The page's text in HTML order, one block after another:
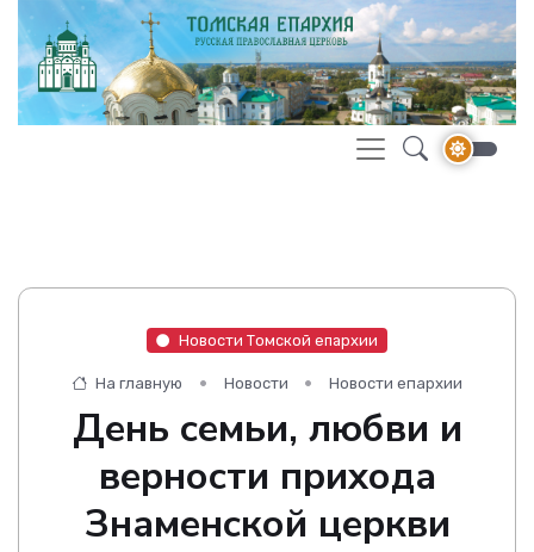
Новости Томской епархии
На главную Новости Новости епархии
День семьи, любви и
верности прихода
Знаменской церкви